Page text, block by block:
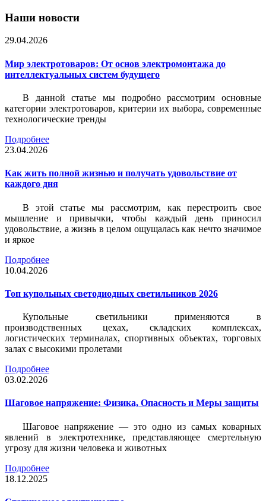
Наши новости
29.04.2026
Мир электротоваров: От основ электромонтажа до
интеллектуальных систем будущего
В данной статье мы подробно рассмотрим основные
категории электротоваров, критерии их выбора, современные
технологические тренды
Подробнее
23.04.2026
Как жить полной жизнью и получать удовольствие от
каждого дня
В этой статье мы рассмотрим, как перестроить свое
мышление и привычки, чтобы каждый день приносил
удовольствие, а жизнь в целом ощущалась как нечто значимое
и яркое
Подробнее
10.04.2026
Топ купольных светодиодных светильников 2026
Купольные светильники применяются в
производственных цехах, складских комплексах,
логистических терминалах, спортивных объектах, торговых
залах с высокими пролетами
Подробнее
03.02.2026
Шаговое напряжение: Физика, Опасность и Меры защиты
Шаговое напряжение — это одно из самых коварных
явлений в электротехнике, представляющее смертельную
угрозу для жизни человека и животных
Подробнее
18.12.2025